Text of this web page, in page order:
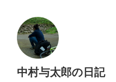
中村与太郎の日記